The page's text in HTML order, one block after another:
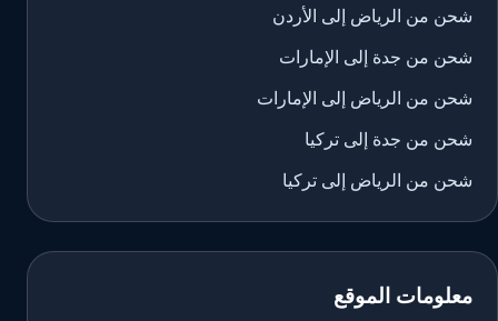
شحن من الرياض إلى الأردن
شحن من جدة إلى الإمارات
شحن من الرياض إلى الإمارات
شحن من جدة إلى تركيا
شحن من الرياض إلى تركيا
معلومات الموقع